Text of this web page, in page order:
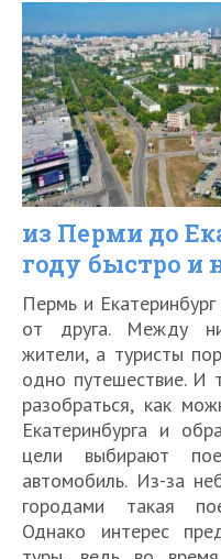
из Перми до
году быстро и
Пермь и
от друга. Между
жители, а туристы
одно путешествие. И
разобраться, как
Екатеринбурга и
цели выбирают
автомобиль. Из-за
городами такая
Однако интерес